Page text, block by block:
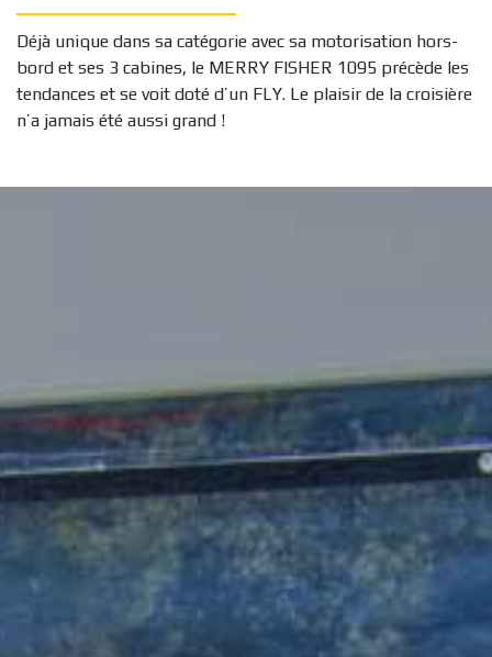
Déjà unique dans sa catégorie avec sa motorisation hors-
bord et ses 3 cabines, le MERRY FISHER 1095 précède les
tendances et se voit doté d’un FLY. Le plaisir de la croisière
n’a jamais été aussi grand !